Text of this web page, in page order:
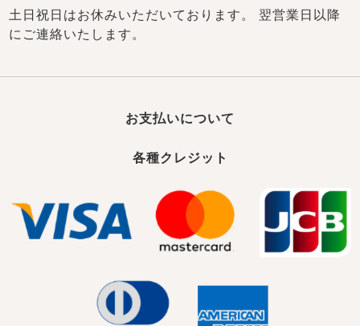
土日祝日はお休みいただいております。 翌営業日以降
にご連絡いたします。
お支払いについて
各種クレジット